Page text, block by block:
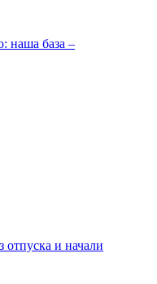
наша база –
и начали